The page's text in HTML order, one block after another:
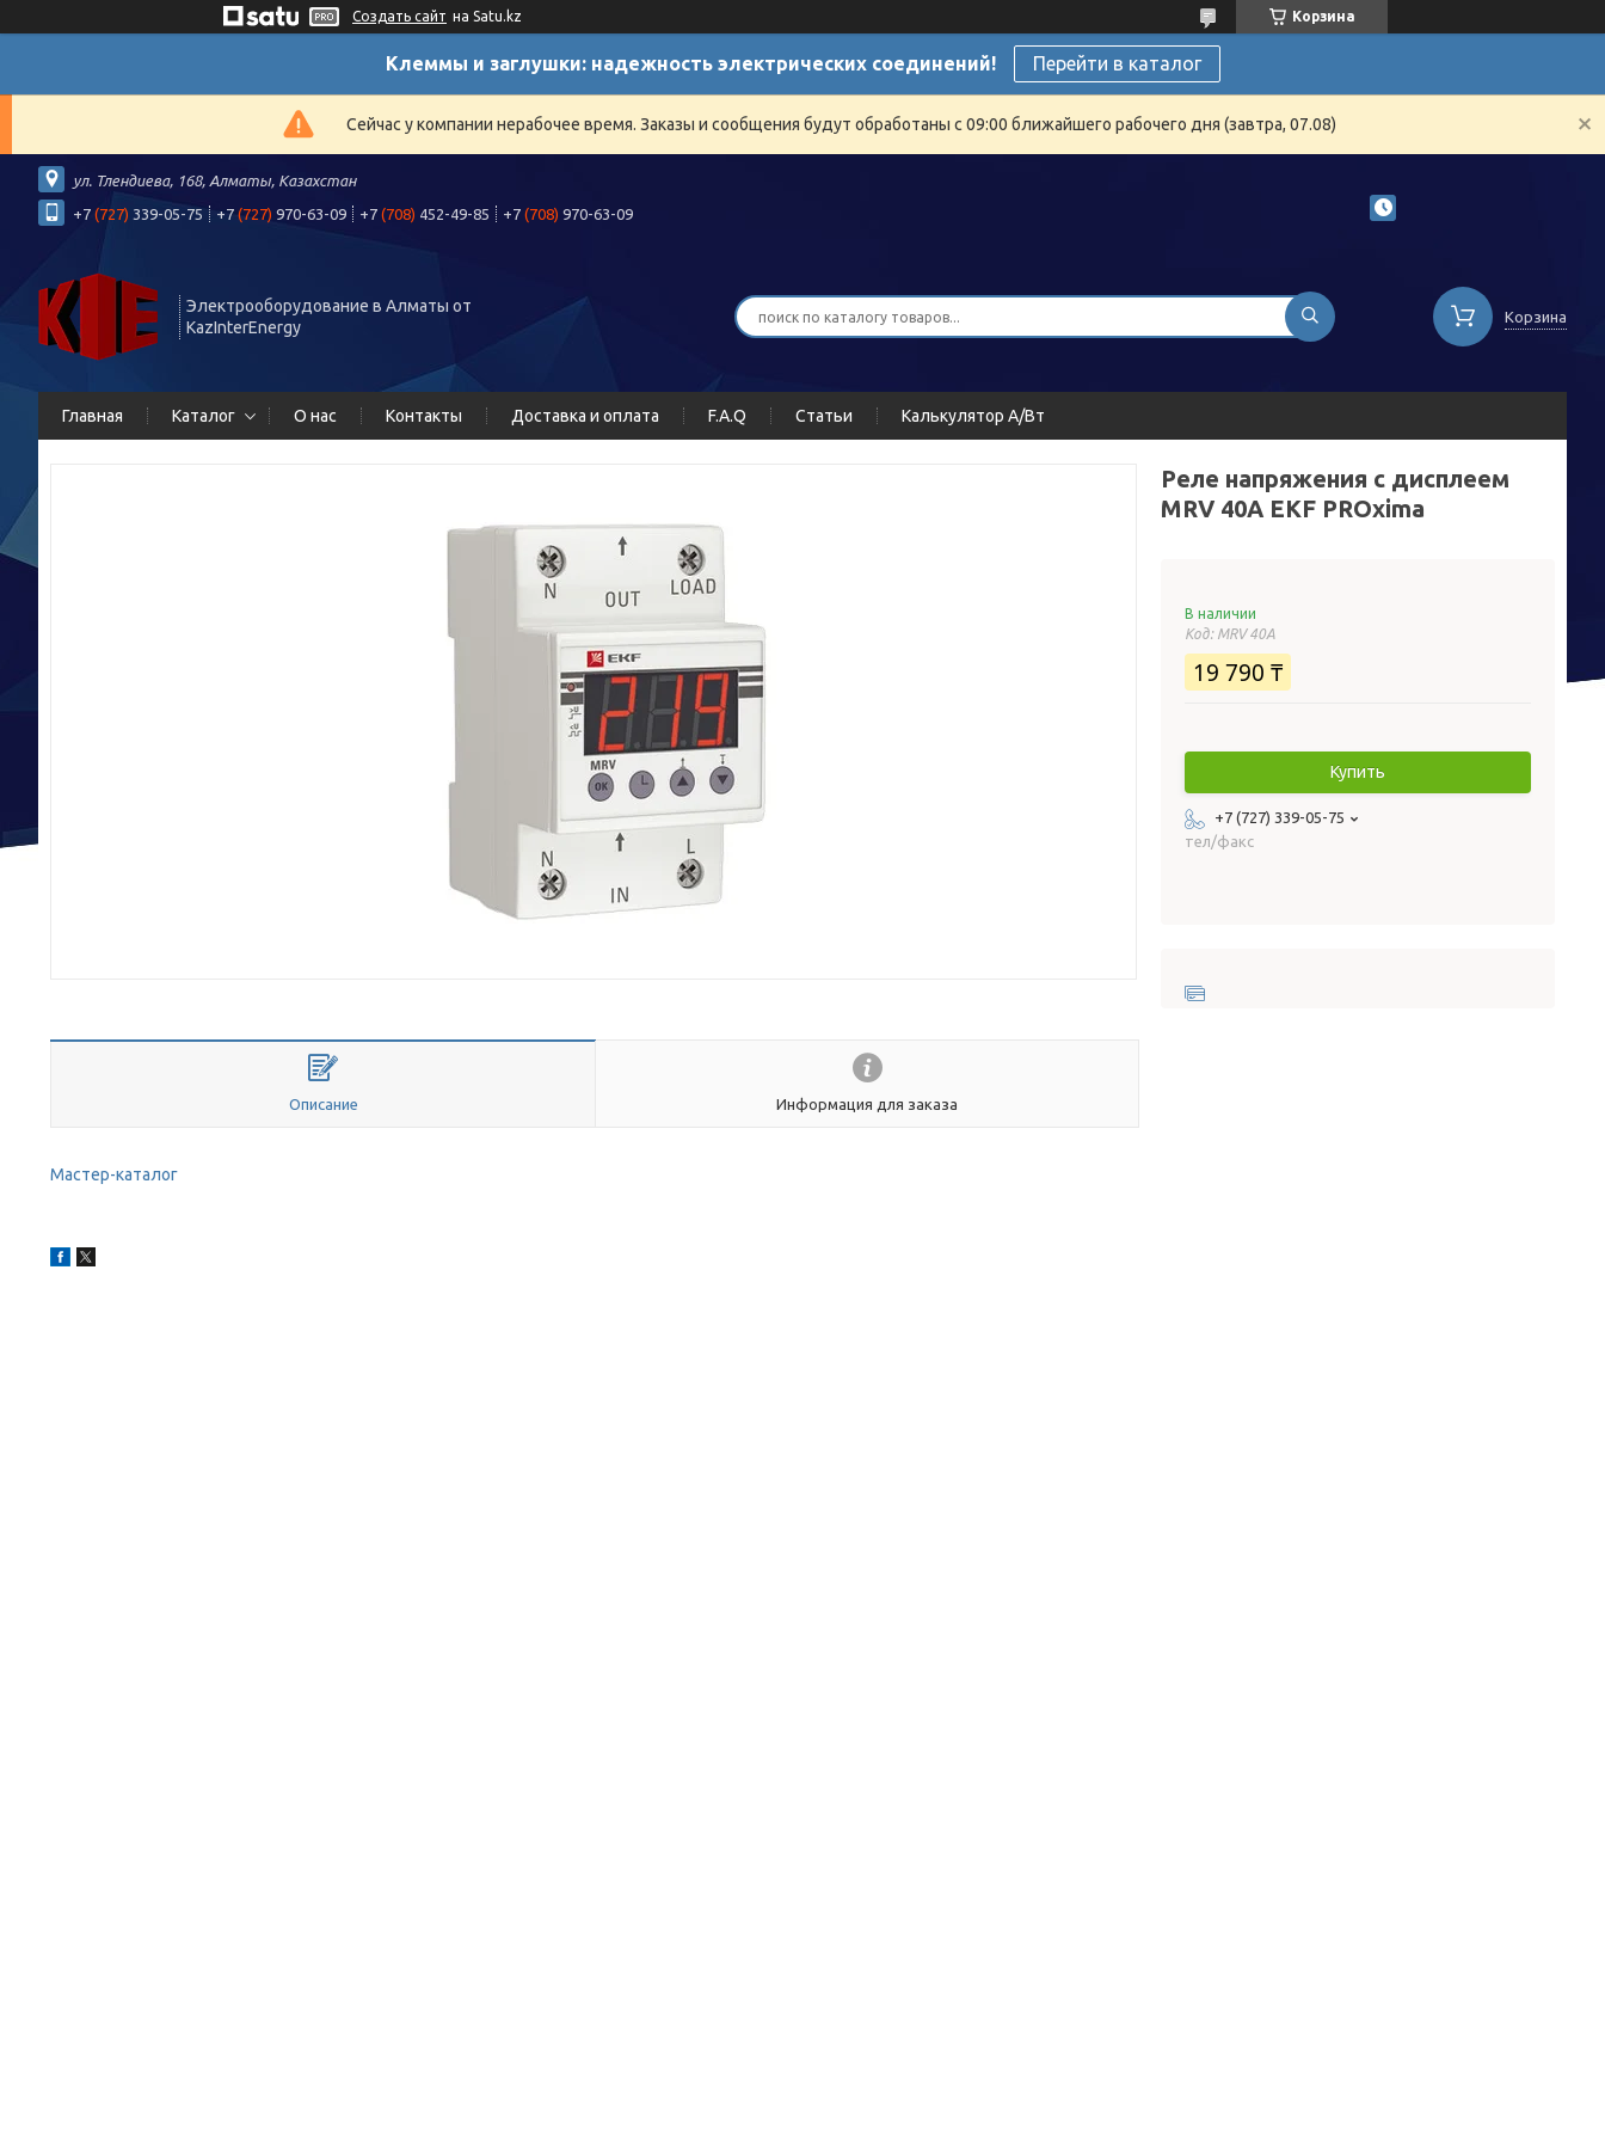
Создать сайт на Satu.kz Корзина
Клеммы и заглушки: надежность электрических соединений! Перейти в каталог
Сейчас у компании нерабочее время. Заказы и сообщения будут обработаны с 09:00 ближайшего рабочего дня (завтра, 07.08)
ул. Тлендиева, 168, Алматы, Казахстан
+7 (727) 339-05-75 +7 (727) 970-63-09 +7 (708) 452-49-85 +7 (708) 970-63-09
Электрооборудование в Алматы от
KazInterEnergy
Корзина
Главная Каталог О нас Контакты Доставка и оплата F.A.Q Статьи Калькулятор А/Вт
Описание Информация для заказа
Мастер-каталог
Реле напряжения с дисплеем
MRV 40A EKF PROxima
В наличии
Код: MRV 40A
19 790 ₸
Купить
+7 (727) 339-05-75
тел/факс